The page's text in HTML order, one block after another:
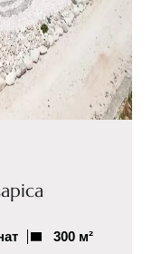
300 м²